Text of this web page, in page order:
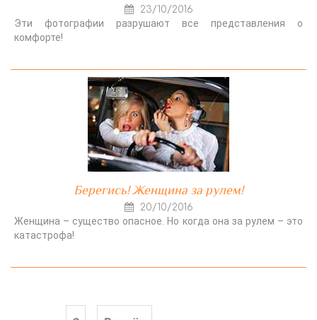
23/10/2016
Эти фотографии разрушают все представления о
комфорте!
Берегись! Женщина за рулем!
20/10/2016
Женщина – существо опасное. Но когда она за рулем – это
катастрофа!